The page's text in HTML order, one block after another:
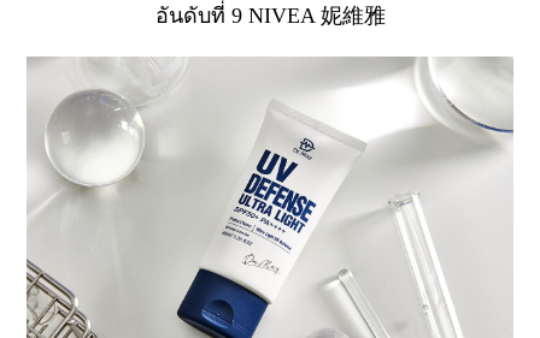
อันดับที่ 9 NIVEA 妮維雅